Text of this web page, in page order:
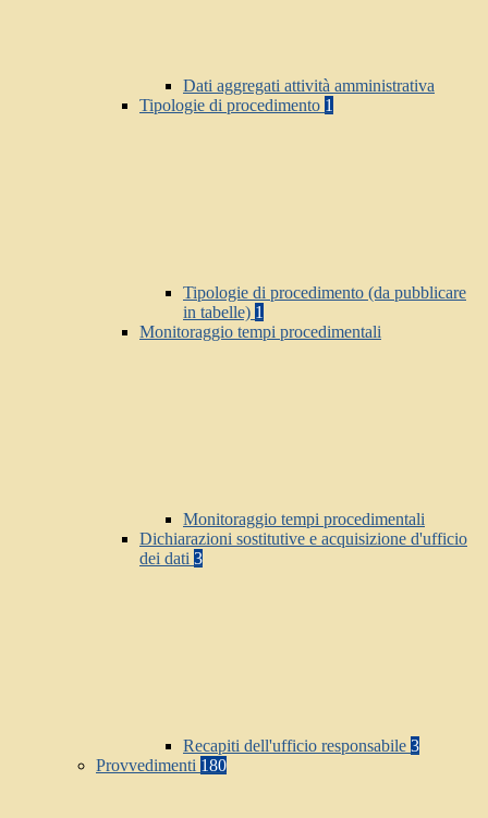
Dati aggregati attività amministrativa
Tipologie di procedimento 1
Tipologie di procedimento (da pubblicare
in tabelle) 1
Monitoraggio tempi procedimentali
Monitoraggio tempi procedimentali
Dichiarazioni sostitutive e acquisizione d'ufficio
dei dati 3
Recapiti dell'ufficio responsabile 3
Provvedimenti 180